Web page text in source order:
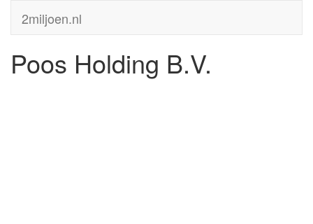
2miljoen.nl
Poos Holding B.V.